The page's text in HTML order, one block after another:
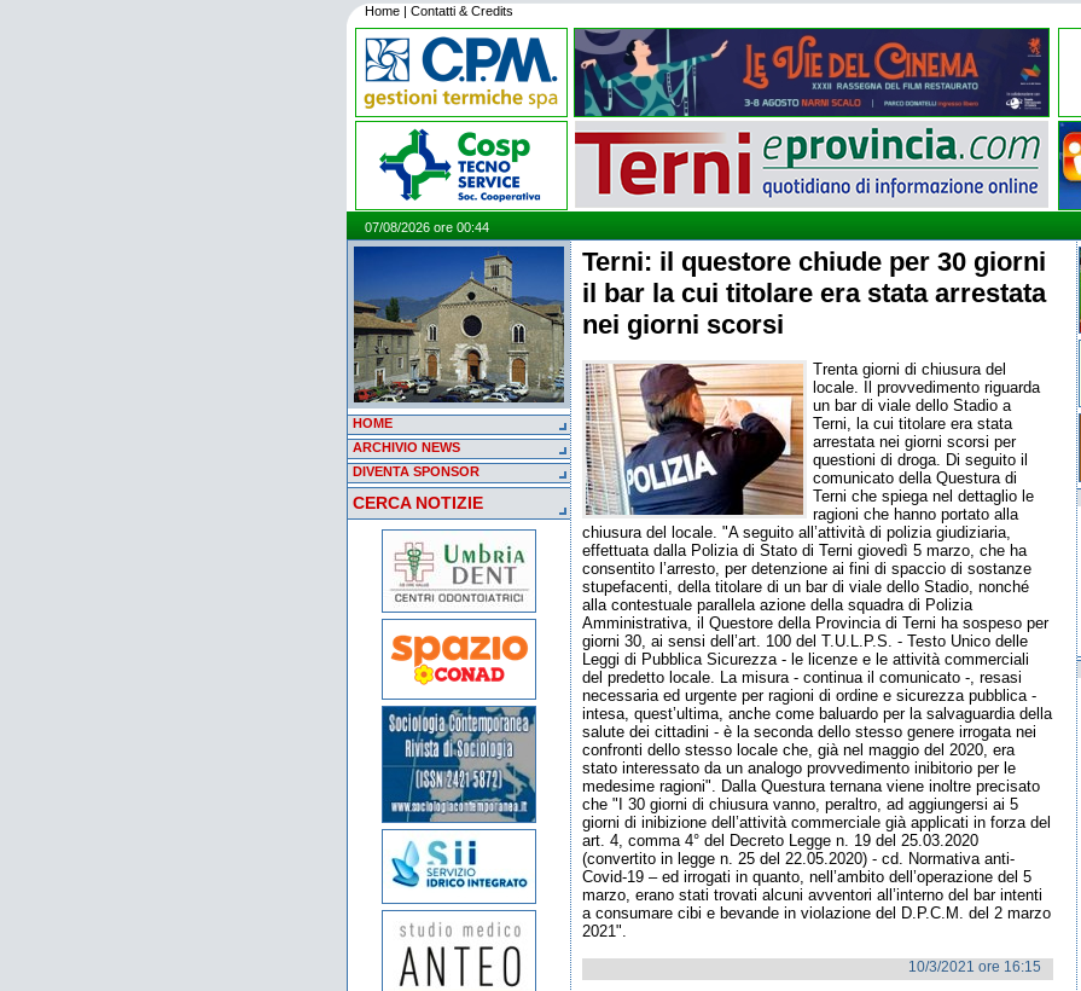
Home | Contatti & Credits
07/08/2026 ore 00:44
HOME
ARCHIVIO NEWS
DIVENTA SPONSOR
CERCA NOTIZIE
Terni: il questore chiude per 30 giorni
il bar la cui titolare era stata arrestata
nei giorni scorsi
Trenta giorni di chiusura del
locale. Il provvedimento riguarda
un bar di viale dello Stadio a
Terni, la cui titolare era stata
arrestata nei giorni scorsi per
questioni di droga. Di seguito il
comunicato della Questura di
Terni che spiega nel dettaglio le
ragioni che hanno portato alla
chiusura del locale. "A seguito all’attività di polizia giudiziaria,
effettuata dalla Polizia di Stato di Terni giovedì 5 marzo, che ha
consentito l’arresto, per detenzione ai fini di spaccio di sostanze
stupefacenti, della titolare di un bar di viale dello Stadio, nonché
alla contestuale parallela azione della squadra di Polizia
Amministrativa, il Questore della Provincia di Terni ha sospeso per
giorni 30, ai sensi dell’art. 100 del T.U.L.P.S. - Testo Unico delle
Leggi di Pubblica Sicurezza - le licenze e le attività commerciali
del predetto locale. La misura - continua il comunicato -, resasi
necessaria ed urgente per ragioni di ordine e sicurezza pubblica -
intesa, quest’ultima, anche come baluardo per la salvaguardia della
salute dei cittadini - è la seconda dello stesso genere irrogata nei
confronti dello stesso locale che, già nel maggio del 2020, era
stato interessato da un analogo provvedimento inibitorio per le
medesime ragioni". Dalla Questura ternana viene inoltre precisato
che "I 30 giorni di chiusura vanno, peraltro, ad aggiungersi ai 5
giorni di inibizione dell’attività commerciale già applicati in forza del
art. 4, comma 4° del Decreto Legge n. 19 del 25.03.2020
(convertito in legge n. 25 del 22.05.2020) - cd. Normativa anti-
Covid-19 – ed irrogati in quanto, nell’ambito dell’operazione del 5
marzo, erano stati trovati alcuni avventori all’interno del bar intenti
a consumare cibi e bevande in violazione del D.P.C.M. del 2 marzo
2021".
10/3/2021 ore 16:15